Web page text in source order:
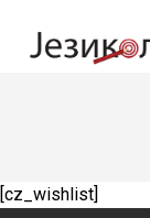
[cz_wishlist]